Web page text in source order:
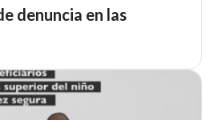
denuncia en las